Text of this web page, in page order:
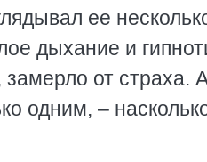
ее
дыхание и
от страха.
одним, –